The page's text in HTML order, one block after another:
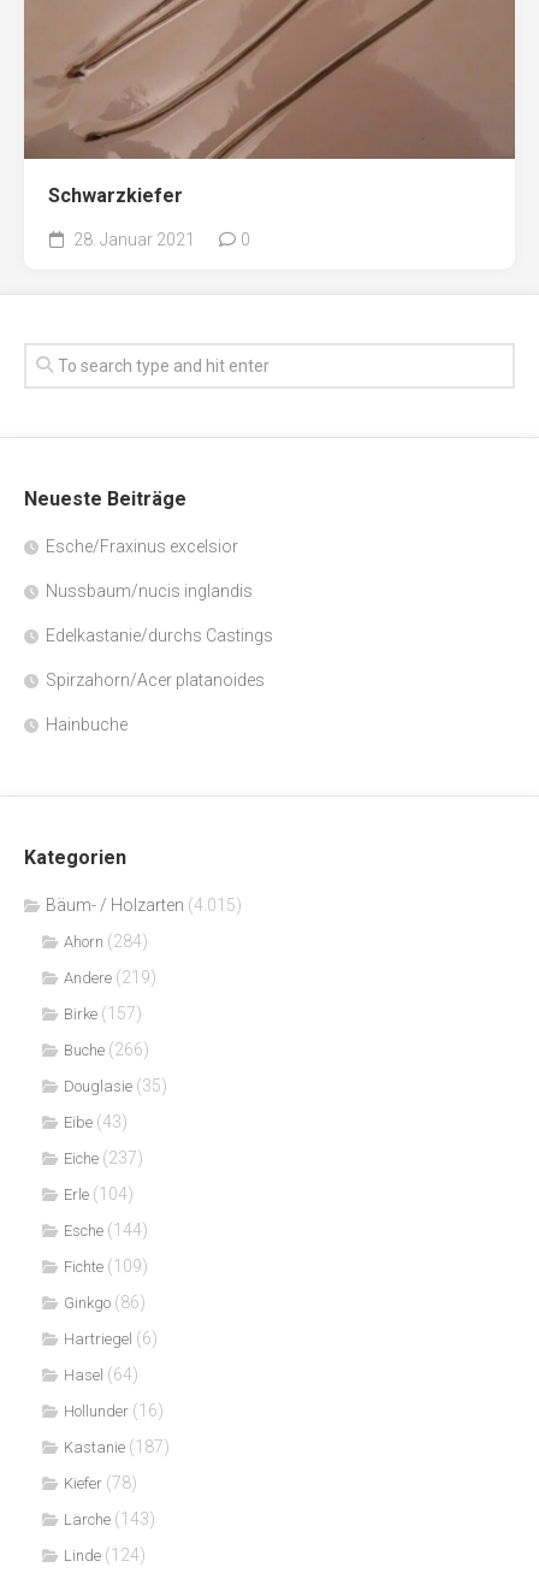
Schwarzkiefer
28. Januar 2021 0
Neueste Beiträge
Esche/Fraxinus excelsior
Nussbaum/nucis inglandis
Edelkastanie/durchs Castings
Spirzahorn/Acer platanoides
Hainbuche
Kategorien
Bäum- / Holzarten (4.015)
Ahorn (284)
Andere (219)
Birke (157)
Buche (266)
Douglasie (35)
Eibe (43)
Eiche (237)
Erle (104)
Esche (144)
Fichte (109)
Ginkgo (86)
Hartriegel (6)
Hasel (64)
Hollunder (16)
Kastanie (187)
Kiefer (78)
Lärche (143)
Linde (124)